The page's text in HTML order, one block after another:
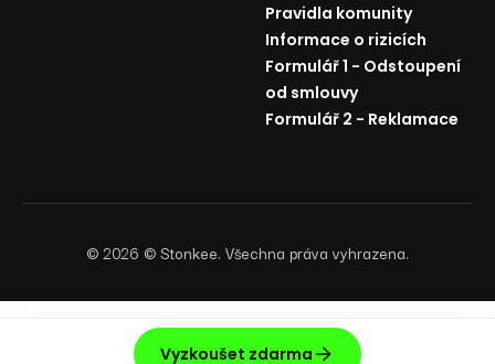
Pravidla komunity
Informace o rizicích
Formulář 1 - Odstoupení
od smlouvy
Formulář 2 - Reklamace
©2026 © Stonkee. Všechna práva vyhrazena.
Vyzkoušet zdarma